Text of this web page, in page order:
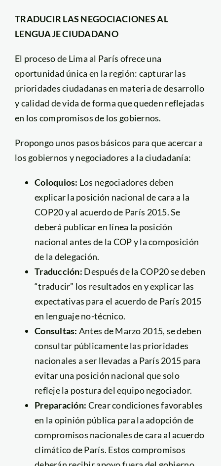
TRADUCIR LAS NEGOCIACIONES AL
LENGUAJE CIUDADANO
El proceso de Lima al París ofrece una
oportunidad única en la región: capturar las
prioridades ciudadanas en materia de desarrollo
y calidad de vida de forma que queden reflejadas
en los compromisos de los gobiernos.
Propongo unos pasos básicos para que acercar a
los gobiernos y negociadores a la ciudadanía:
Coloquios: Los negociadores deben
explicar la posición nacional de cara a la
COP20 y al acuerdo de París 2015. Se
deberá publicar en línea la posición
nacional antes de la COP y la composición
de la delegación.
Traducción: Después de la COP20 se deben
“traducir” los resultados en y explicar las
expectativas para el acuerdo de París 2015
en lenguaje no-técnico.
Consultas: Antes de Marzo 2015, se deben
consultar públicamente las prioridades
nacionales a ser llevadas a París 2015 para
evitar una posición nacional que solo
refleje la postura del equipo negociador.
Preparación: Crear condiciones favorables
en la opinión pública para la adopción de
compromisos nacionales de cara al acuerdo
climático de París. Estos compromisos